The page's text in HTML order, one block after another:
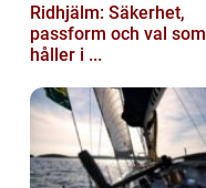
Ridhjälm: Säkerhet,
passform och val som
håller i ...